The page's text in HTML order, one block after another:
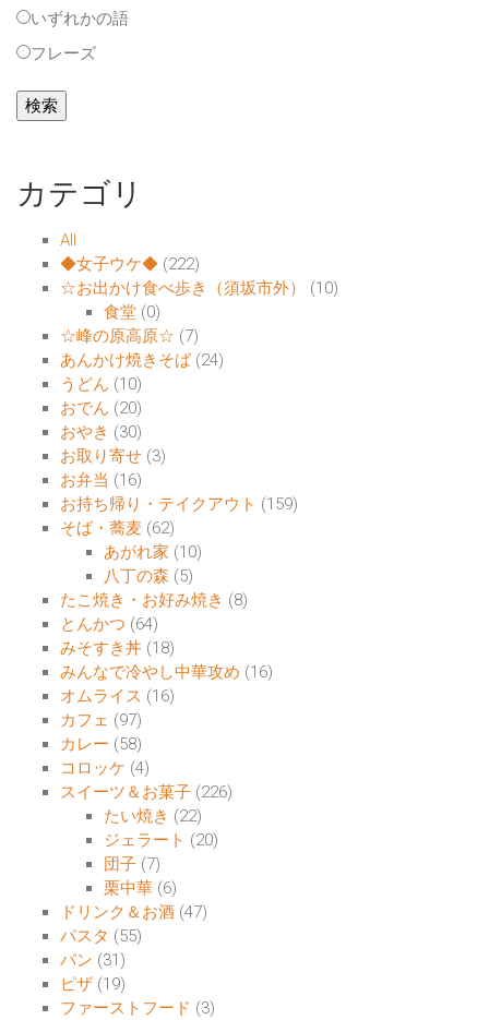
いずれかの語
フレーズ
カテゴリ
All
◆女子ウケ◆ (222)
☆お出かけ食べ歩き（須坂市外）
(10)
食堂 (0)
☆峰の原高原☆ (7)
あんかけ焼きそば (24)
うどん (10)
おでん (20)
おやき (30)
お取り寄せ (3)
お弁当 (16)
お持ち帰り・テイクアウト (159)
そば・蕎麦 (62)
あがれ家 (10)
八丁の森 (5)
たこ焼き・お好み焼き (8)
とんかつ (64)
みそすき丼 (18)
みんなで冷やし中華攻め (16)
オムライス (16)
カフェ (97)
カレー (58)
コロッケ (4)
スイーツ＆お菓子 (226)
たい焼き (22)
ジェラート (20)
団子 (7)
栗中華 (6)
ドリンク＆お酒 (47)
パスタ (55)
パン (31)
ピザ (19)
ファーストフード (3)